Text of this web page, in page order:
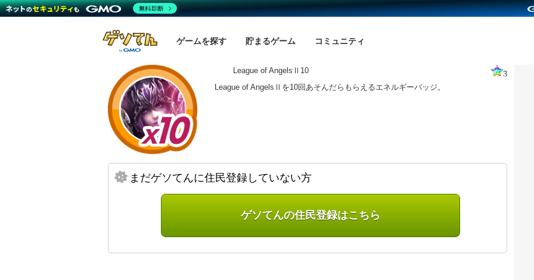
ゲームを探す 貯まるゲーム コミュニティ
League of AngelsⅡ10
3
League of AngelsⅡを10回あそんだらもらえるエネルギーバッジ。
まだゲソてんに住民登録していない方
ゲソてんの住民登録はこちら
無料診断